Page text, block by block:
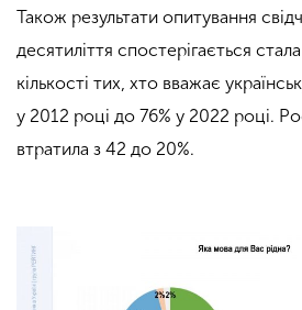
Також результати опитування
десятиліття спостерігається
кількості тих, хто вважає
у 2012 році до 76% у 2022 році.
втратила з 42 до 20%.